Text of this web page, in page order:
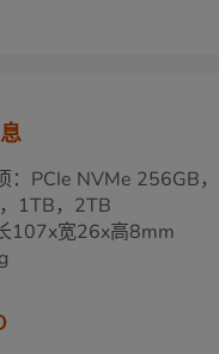
：PCIe NVMe 256GB，
1TB，2TB
107x宽26x高8mm